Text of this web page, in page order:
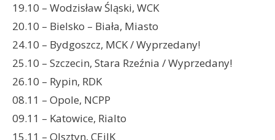
19.10 – Wodzisław Śląski, WCK
20.10 – Bielsko – Biała, Miasto
24.10 – Bydgoszcz, MCK / Wyprzedany!
25.10 – Szczecin, Stara Rzeźnia / Wyprzedany!
26.10 – Rypin, RDK
08.11 – Opole, NCPP
09.11 – Katowice, Rialto
15.11 – Olsztyn, CEiIK